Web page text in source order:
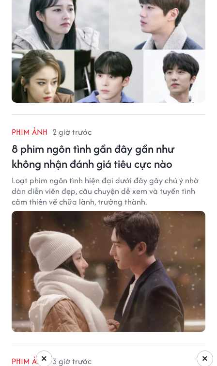
PHIM ẢNH 2 giờ trước
8 phim ngôn tình gần đây gần như
không nhận đánh giá tiêu cực nào
Loạt phim ngôn tình hiện đại dưới đây gây chú ý nhờ
dàn diễn viên đẹp, câu chuyện dễ xem và tuyến tình
cảm thiên về chữa lành, trưởng thành.
PHIM ẢNH 3 giờ trước ×
×